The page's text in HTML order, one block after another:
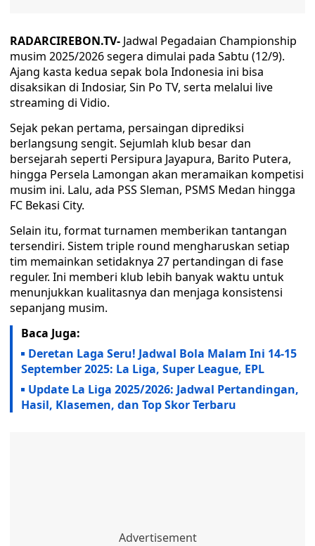
RADARCIREBON.TV- Jadwal Pegadaian Championship
musim 2025/2026 segera dimulai pada Sabtu (12/9).
Ajang kasta kedua sepak bola Indonesia ini bisa
disaksikan di Indosiar, Sin Po TV, serta melalui live
streaming di Vidio.
Sejak pekan pertama, persaingan diprediksi
berlangsung sengit. Sejumlah klub besar dan
bersejarah seperti Persipura Jayapura, Barito Putera,
hingga Persela Lamongan akan meramaikan kompetisi
musim ini. Lalu, ada PSS Sleman, PSMS Medan hingga
FC Bekasi City.
Selain itu, format turnamen memberikan tantangan
tersendiri. Sistem triple round mengharuskan setiap
tim memainkan setidaknya 27 pertandingan di fase
reguler. Ini memberi klub lebih banyak waktu untuk
menunjukkan kualitasnya dan menjaga konsistensi
sepanjang musim.
Baca Juga:
Deretan Laga Seru! Jadwal Bola Malam Ini 14-15
September 2025: La Liga, Super League, EPL
Update La Liga 2025/2026: Jadwal Pertandingan,
Hasil, Klasemen, dan Top Skor Terbaru